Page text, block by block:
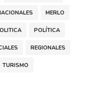
MERLO
POLÍTICA
REGIONALES
TURISMO